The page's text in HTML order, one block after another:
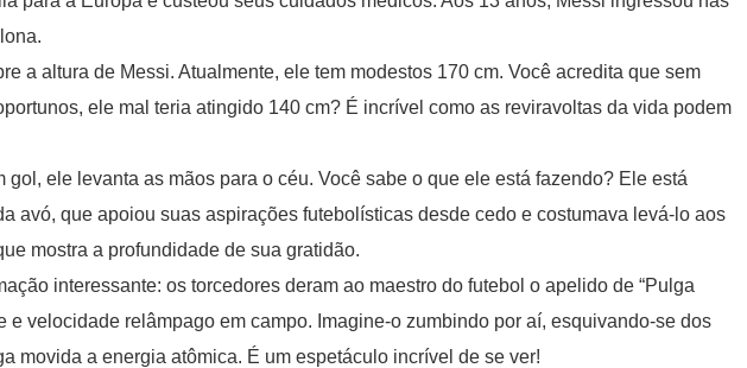
a altura de Messi. Atualmente, ele tem modestos 170 cm. Você acredita que sem
ele mal teria atingido 140 cm? É incrível como as reviravoltas da vida podem
gol, ele levanta as mãos para o céu. Você sabe o que ele está fazendo? Ele está
avó, que apoiou suas aspirações futebolísticas desde cedo e costumava levá-lo aos
mostra a profundidade de sua gratidão.
interessante: os torcedores deram ao maestro do futebol o apelido de “Pulga
e velocidade relâmpago em campo. Imagine-o zumbindo por aí, esquivando-se dos
movida a energia atômica. É um espetáculo incrível de se ver!